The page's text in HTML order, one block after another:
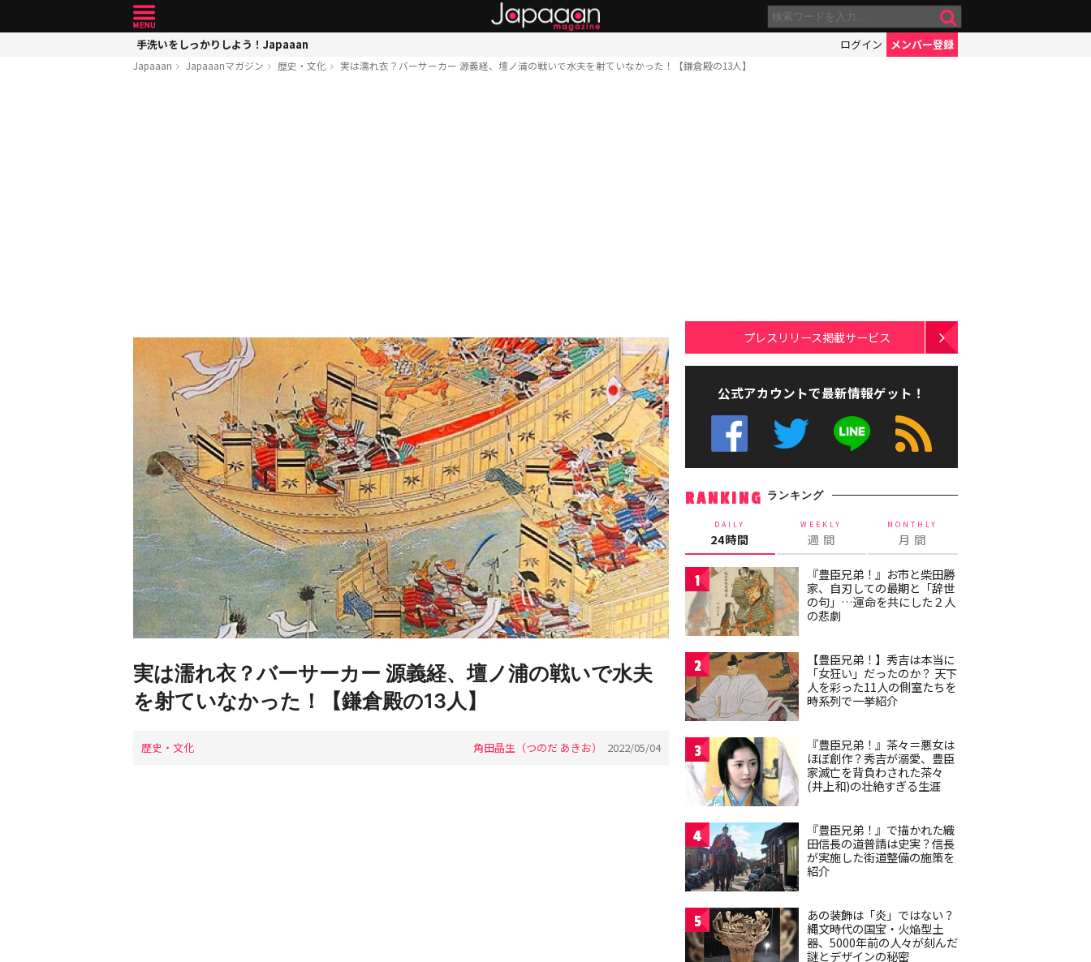
手洗いをしっかりしよう！Japaaan ログイン メンバー登録
Japaaan Japaaanマガジン 歴史・文化 実は濡れ衣？バーサーカー 源義経、壇ノ浦の戦いで水夫を射ていなかった！【鎌倉殿の13人】
実は濡れ衣？バーサーカー 源義経、壇ノ浦の戦いで水夫
を射ていなかった！【鎌倉殿の13人】
歴史・文化 角田晶生（つのだ あきお） 2022/05/04
プレスリリース掲載サービス
公式アカウントで最新情報ゲット！
RANKING ランキング
DAILY
24時間
WEEKLY
週 間
MONTHLY
月 間
1
『豊臣兄弟！』お市と柴田勝
家、自刃しての最期と「辞世
の句」…運命を共にした２人
の悲劇
2
【豊臣兄弟！】秀吉は本当に
「女狂い」だったのか？ 天下
人を彩った11人の側室たちを
時系列で一挙紹介
3
『豊臣兄弟！』茶々＝悪女は
ほぼ創作？秀吉が溺愛、豊臣
家滅亡を背負わされた茶々
(井上和)の壮絶すぎる生涯
4
『豊臣兄弟！』で描かれた織
田信長の道普請は史実？信長
が実施した街道整備の施策を
紹介
5
あの装飾は「炎」ではない？
縄文時代の国宝・火焔型土
器、5000年前の人々が刻んだ
謎とデザインの秘密